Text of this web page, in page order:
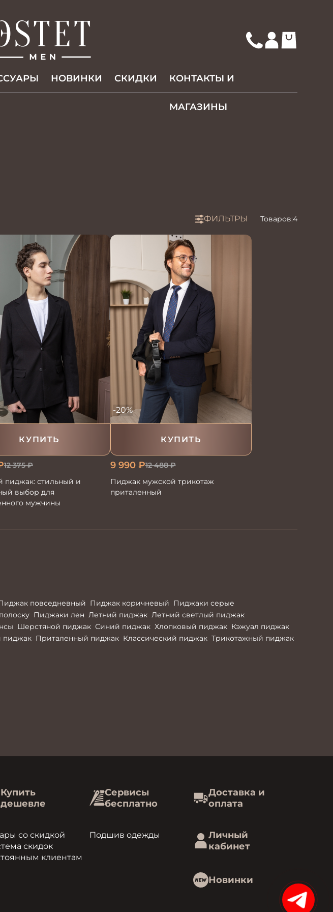
НОВИНКИ СКИДКИ КОНТАКТЫ И
МАГАЗИНЫ
ФИЛЬТРЫ Товаров:4
КУПИТЬ
12 375₽
пиджак: стильный и
выбор для
мужчины
КУПИТЬ
-20%
9 990₽12 488₽
Пиджак мужской трикотаж
приталенный
повседневный Пиджак коричневый Пиджаки серые
Пиджаки лен Летний пиджак Летний светлый пиджак
Шерстяной пиджак Синий пиджак Хлопковый пиджак Кэжуал пиджак
пиджак Приталенный пиджак Классический пиджак Трикотажный пиджак
Купить
дешевле
со скидкой
скидок
клиентам
Сервисы
бесплатно
Подшив одежды
Доставка и
оплата
Личный
кабинет
Новинки
15%